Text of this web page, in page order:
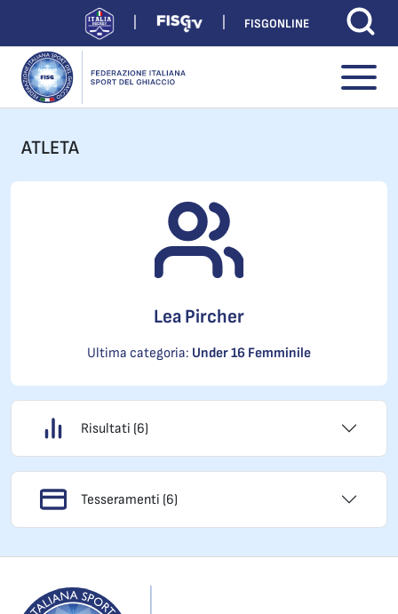
FISGONLINE
ATLETA
Lea Pircher
Ultima categoria: Under 16 Femminile
Risultati (6)
Tesseramenti (6)